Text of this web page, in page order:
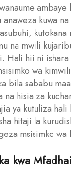
ambaye
anaweza kuwa
kutokana
na mwili
Hali hii ni
wa
bila sababu
na hisia za
ya kutuliza
hitaji la
msisimko wa
kwa